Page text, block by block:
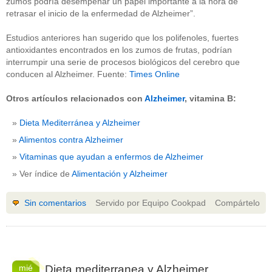
retrasar el inicio de la enfermedad de Alzheimer”.
Estudios anteriores han sugerido que los polifenoles, fuertes
antioxidantes encontrados en los zumos de frutas, podrían
interrumpir una serie de procesos biológicos del cerebro que
conducen al Alzheimer. Fuente: Times Online
Otros artículos relacionados con Alzheimer, vitamina B:
Dieta Mediterránea y Alzheimer
Alimentos contra Alzheimer
Vitaminas que ayudan a enfermos de Alzheimer
Ver índice de Alimentación y Alzheimer
Servido por Equipo Cookpad
Sin comentarios Compártelo
mié Dieta mediterranea y Alzheimer